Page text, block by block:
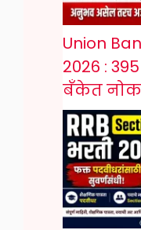
Union
2026 :
बँकेत